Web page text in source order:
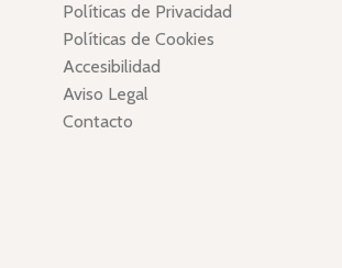
Políticas de Privacidad
Políticas de Cookies
Accesibilidad
Aviso Legal
Contacto